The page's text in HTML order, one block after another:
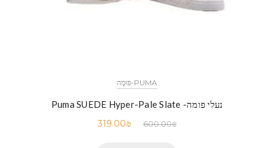
PUMA-פּוּמָה
נעלי פומה- Puma SUEDE Hyper-Pale Slate
600.00₪
319.00₪